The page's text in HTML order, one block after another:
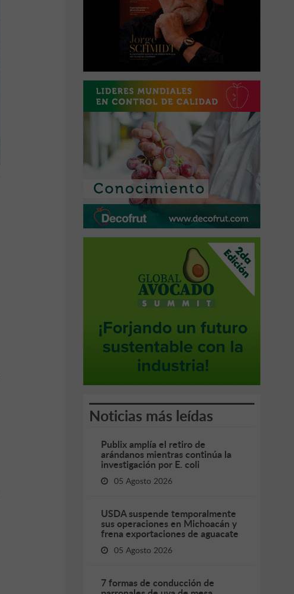
Noticias más leídas
Publix amplía el retiro de
arándanos mientras continúa la
investigación por E. coli
05 Agosto 2026
USDA suspende temporalmente
sus operaciones en Michoacán y
frena exportaciones de aguacate
05 Agosto 2026
7 formas de conducción de